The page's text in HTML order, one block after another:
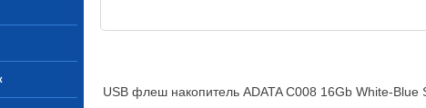
USB флеш накопитель ADATA C008 16Gb White-Blue